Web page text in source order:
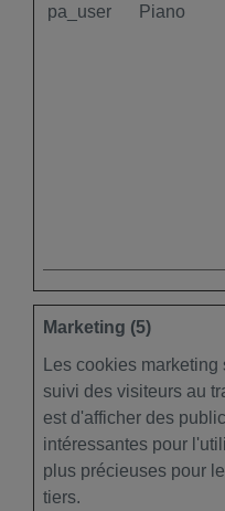
pa_user Piano
Marketing (5)
Les cookies
suivi des visiteurs au
est d'afficher des
intéressantes pour
plus précieuses pour
tiers.